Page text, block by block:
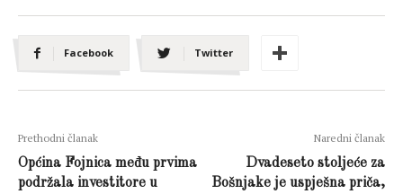
Facebook Twitter
Prethodni članak
Općina Fojnica među prvima
podržala investitore u
Naredni članak
Dvadeseto stoljeće za
Bošnjake je uspješna priča,